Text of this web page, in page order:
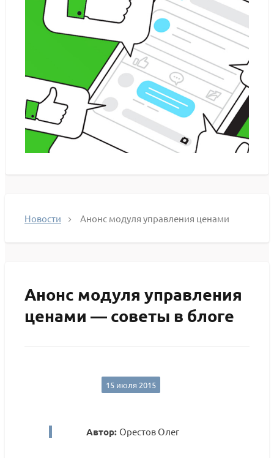
Новости Анонс модуля управления ценами
Анонс модуля управления
ценами — советы в блоге
15 июля 2015
Автор: Орестов Олег